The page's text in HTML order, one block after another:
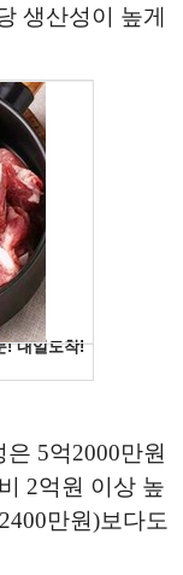
생산성이 높게
5억2000만원
2억원 이상 높
만원)보다도